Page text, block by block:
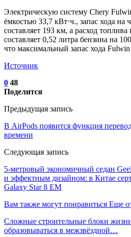
Электрическую систему Chery
ёмкостью 33,7 кВт⋅ч., запас хода на
составляет 193 км, а расход
составляет 0,52 литра бензина на
что максимальный запас хода
Источник
0 48
Поделится
Предыдущая запись
В AirPods появится функция
времени
Следующая запись
5-метровый экономичный седан
и эффектным дизайном: в Китае
Galaxy Star 8 EM
Вам также могут понравиться Еще
Сложные строительные блоки
образовываться в межзвёздной…